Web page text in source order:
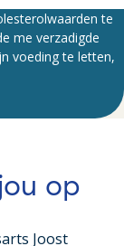
te
me verzadigde
voeding te letten,
op
Joost